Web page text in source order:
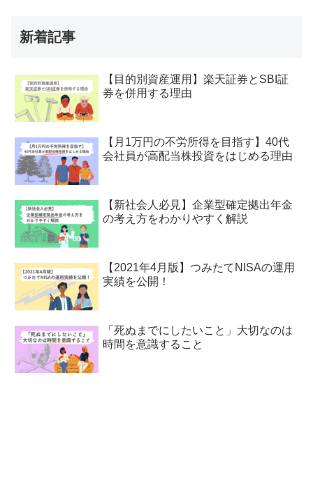
新着記事
【目的別資産運用】楽天証券とSBI証
券を併用する理由
【月1万円の不労所得を目指す】40代
会社員が高配当株投資をはじめる理由
【新社会人必見】企業型確定拠出年金
の考え方をわかりやすく解説
【2021年4月版】つみたてNISAの運用
実績を公開！
「死ぬまでにしたいこと」大切なのは
時間を意識すること